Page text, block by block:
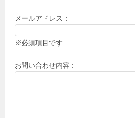
メールアドレス：
※必須項目です
お問い合わせ内容：